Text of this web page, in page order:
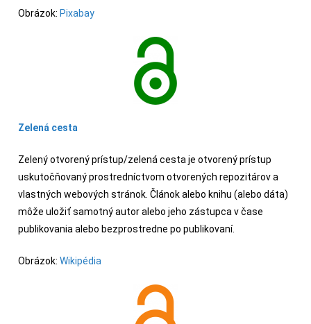
Obrázok: Pixabay
Zelená cesta
Zelený otvorený prístup/zelená cesta je otvorený prístup
uskutočňovaný prostredníctvom otvorených repozitárov a
vlastných webových stránok. Článok alebo knihu (alebo dáta)
môže uložiť samotný autor alebo jeho zástupca v čase
publikovania alebo bezprostredne po publikovaní.
Obrázok: Wikipédia